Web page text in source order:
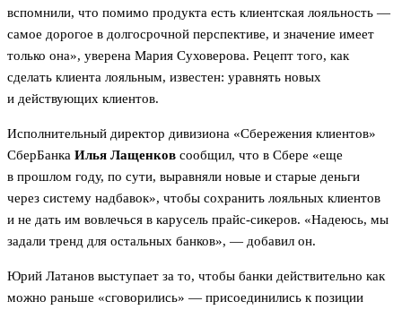
вспомнили, что помимо продукта есть клиентская лояльность —
самое дорогое в долгосрочной перспективе, и значение имеет
только она», уверена Мария Суховерова. Рецепт того, как
сделать клиента лояльным, известен: уравнять новых
и действующих клиентов.
Исполнительный директор дивизиона «Сбережения клиентов»
СберБанка Илья Лащенков сообщил, что в Сбере «еще
в прошлом году, по сути, выравняли новые и старые деньги
через систему надбавок», чтобы сохранить лояльных клиентов
и не дать им вовлечься в карусель прайс-сикеров. «Надеюсь, мы
задали тренд для остальных банков», — добавил он.
Юрий Латанов выступает за то, чтобы банки действительно как
можно раньше «сговорились» — присоединились к позиции